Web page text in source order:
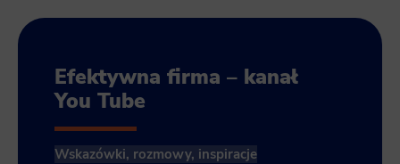
Efektywna firma – kanał
You Tube
Wskazówki, rozmowy, inspiracje